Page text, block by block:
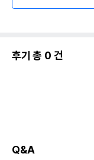
후기 총 0 건
Q&A